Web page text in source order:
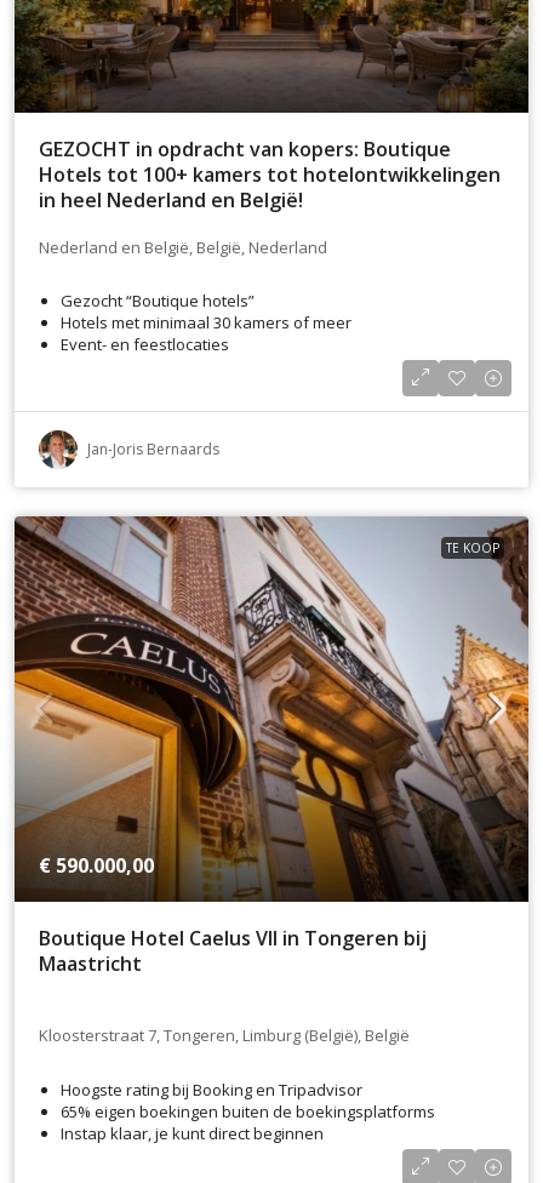
GEZOCHT in opdracht van kopers: Boutique
Hotels tot 100+ kamers tot hotelontwikkelingen
in heel Nederland en België!
Nederland en België, België, Nederland
Gezocht “Boutique hotels”
Hotels met minimaal 30 kamers of meer
Event- en feestlocaties
Jan-Joris Bernaards
TE KOOP
€ 590.000,00
Boutique Hotel Caelus VII in Tongeren bij
Maastricht
Kloosterstraat 7, Tongeren, Limburg (België), België
Hoogste rating bij Booking en Tripadvisor
65% eigen boekingen buiten de boekingsplatforms
Instap klaar, je kunt direct beginnen